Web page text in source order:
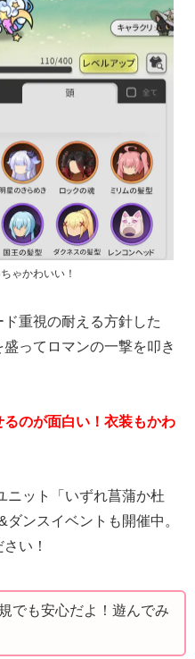
ゃかわいい！
重視の耐える方針した
ってロマンの一撃を叩き
のが面白い！衣装もかわ
ニット「いずれ菖蒲か杜
ンスイベントも開催中。
い！
でも安心だよ！遊んでみ